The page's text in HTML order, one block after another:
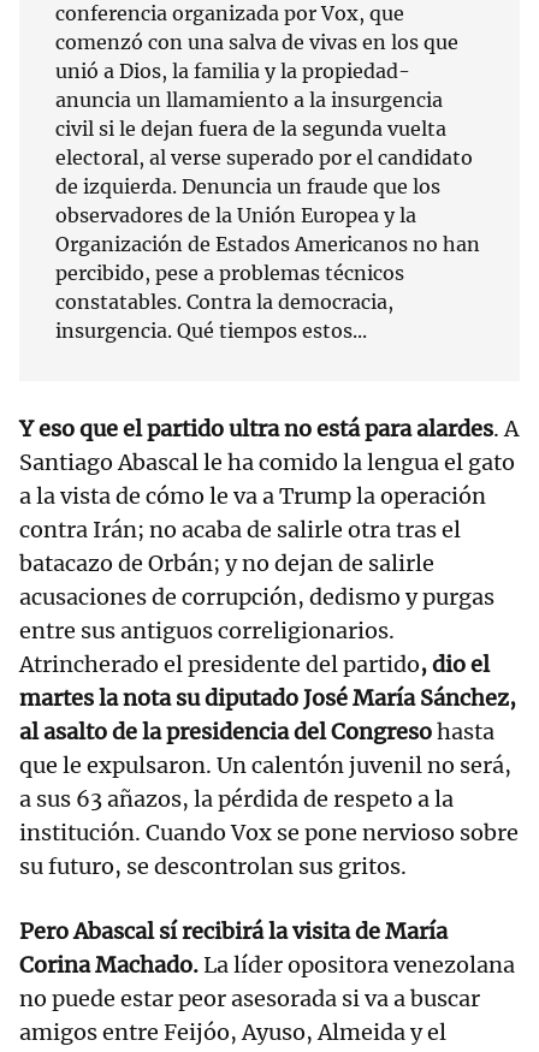
conferencia organizada por Vox, que
comenzó con una salva de vivas en los que
unió a Dios, la familia y la propiedad-
anuncia un llamamiento a la insurgencia
civil si le dejan fuera de la segunda vuelta
electoral, al verse superado por el candidato
de izquierda. Denuncia un fraude que los
observadores de la Unión Europea y la
Organización de Estados Americanos no han
percibido, pese a problemas técnicos
constatables. Contra la democracia,
insurgencia. Qué tiempos estos...
Y eso que el partido ultra no está para alardes. A
Santiago Abascal le ha comido la lengua el gato
a la vista de cómo le va a Trump la operación
contra Irán; no acaba de salirle otra tras el
batacazo de Orbán; y no dejan de salirle
acusaciones de corrupción, dedismo y purgas
entre sus antiguos correligionarios.
Atrincherado el presidente del partido, dio el
martes la nota su diputado José María Sánchez,
al asalto de la presidencia del Congresohasta
que le expulsaron. Un calentón juvenil no será,
a sus 63 añazos, la pérdida de respeto a la
institución. Cuando Vox se pone nervioso sobre
su futuro, se descontrolan sus gritos.
Pero Abascal sí recibirá la visita de María
Corina Machado.La líder opositora venezolana
no puede estar peor asesorada si va a buscar
amigos entre Feijóo, Ayuso, Almeida y el